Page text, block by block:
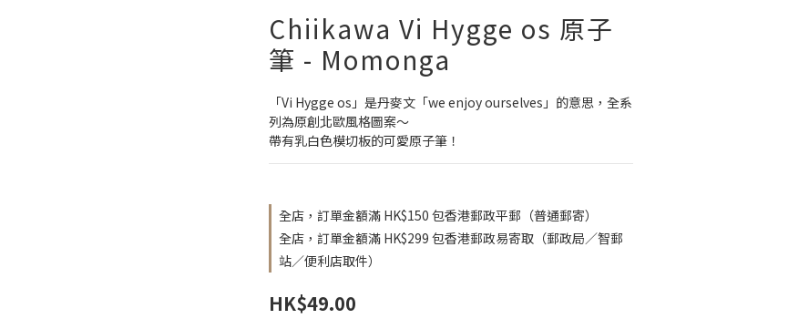
Chiikawa Vi Hygge os 原子
筆 - Momonga
「Vi Hygge os」是丹麥文「we enjoy ourselves」的意思，全系
列為原創北歐風格圖案～
帶有乳白色模切板的可愛原子筆！
全店，訂單金額滿 HK$150 包香港郵政平郵（普通郵寄）
全店，訂單金額滿 HK$299 包香港郵政易寄取（郵政局／智郵
站／便利店取件）
HK$49.00